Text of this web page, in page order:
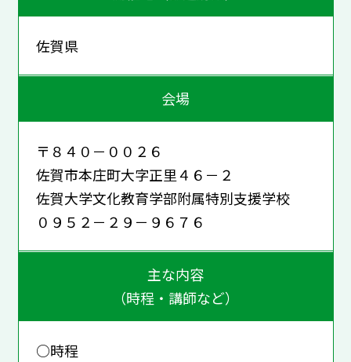
佐賀県
会場
〒８４０－００２６
佐賀市本庄町大字正里４６－２
佐賀大学文化教育学部附属特別支援学校
０９５２－２９－９６７６
主な内容
（時程・講師など）
○時程